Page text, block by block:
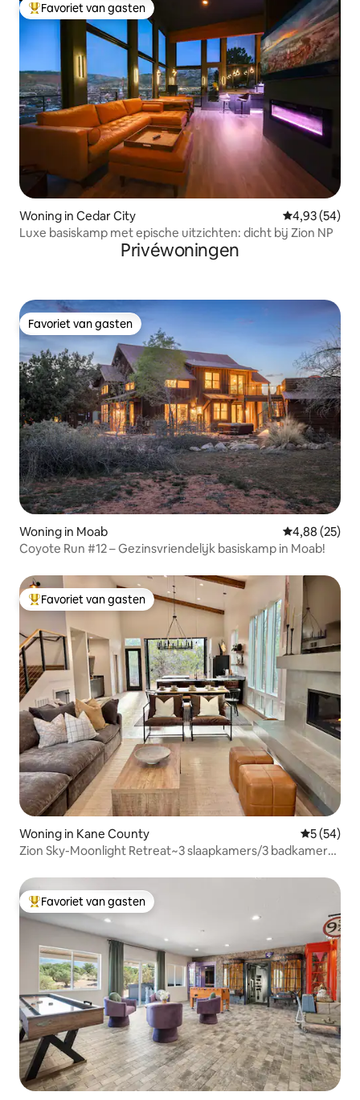
Topfavoriet van gasten
Favoriet van gasten
Woning in Cedar City Gemiddelde
4,93 (54)
Luxe basiskamp met epische uitzichten: dicht bij Zion NP
Privéwoningen
Favoriet van gasten
Favoriet van gasten
Woning in Moab Gemiddelde
4,88 (25)
Coyote Run #12 – Gezinsvriendelijk basiskamp in Moab!
Topfavoriet van gasten
Favoriet van gasten
Woning in Kane County
5 (54)
Zion Sky-Moonlight Retreat~3 slaapkamers/3 badkamers
Topfavoriet van gasten
Favoriet van gasten